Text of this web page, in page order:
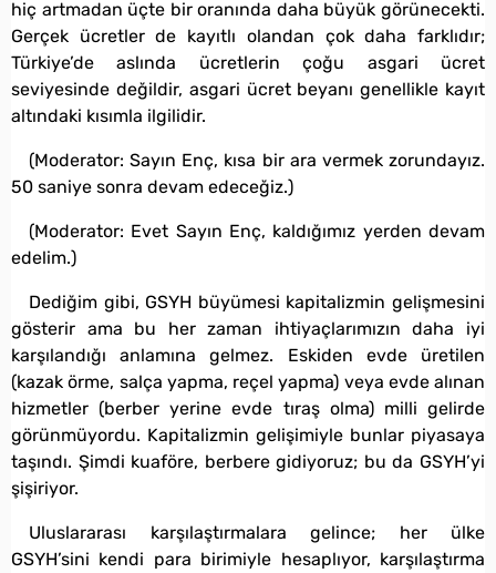
hiç artmadan üçte bir oranında daha büyük görünecekti.
Gerçek ücretler de kayıtlı olandan çok daha farklıdır;
Türkiye’de aslında ücretlerin çoğu asgari ücret
seviyesinde değildir, asgari ücret beyanı genellikle kayıt
altındaki kısımla ilgilidir.
(Moderator: Sayın Enç, kısa bir ara vermek zorundayız.
50 saniye sonra devam edeceğiz.)
(Moderator: Evet Sayın Enç, kaldığımız yerden devam
edelim.)
Dediğim gibi, GSYH büyümesi kapitalizmin gelişmesini
gösterir ama bu her zaman ihtiyaçlarımızın daha iyi
karşılandığı anlamına gelmez. Eskiden evde üretilen
(kazak örme, salça yapma, reçel yapma) veya evde alınan
hizmetler (berber yerine evde tıraş olma) milli gelirde
görünmüyordu. Kapitalizmin gelişimiyle bunlar piyasaya
taşındı. Şimdi kuaföre, berbere gidiyoruz; bu da GSYH’yi
şişiriyor.
Uluslararası karşılaştırmalara gelince; her ülke
GSYH’sini kendi para birimiyle hesaplıyor, karşılaştırma